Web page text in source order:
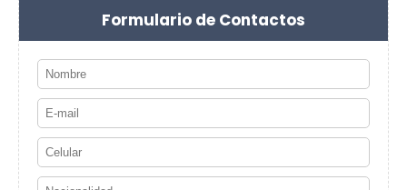
Formulario de Contactos